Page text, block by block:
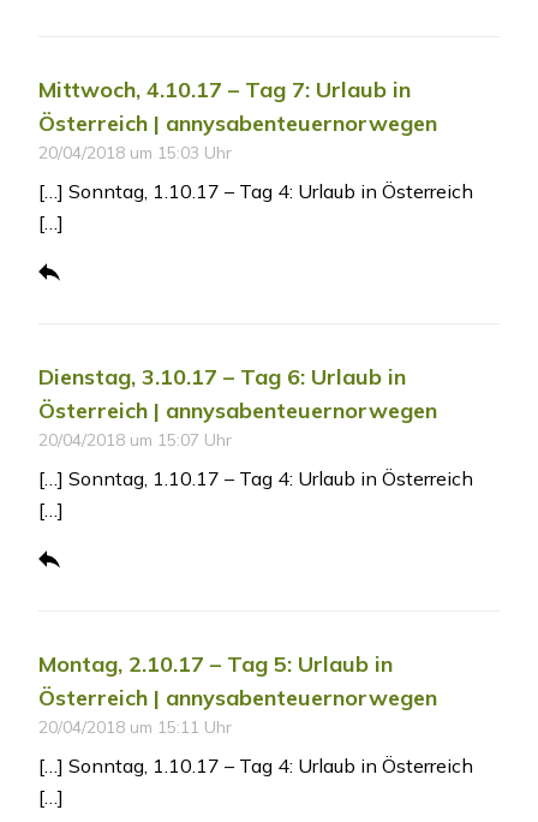
Mittwoch, 4.10.17 – Tag 7: Urlaub in
Österreich | annysabenteuernorwegen
20/04/2018 um 15:03 Uhr
[…] Sonntag, 1.10.17 – Tag 4: Urlaub in Österreich
[…]
Dienstag, 3.10.17 – Tag 6: Urlaub in
Österreich | annysabenteuernorwegen
20/04/2018 um 15:07 Uhr
[…] Sonntag, 1.10.17 – Tag 4: Urlaub in Österreich
[…]
Montag, 2.10.17 – Tag 5: Urlaub in
Österreich | annysabenteuernorwegen
20/04/2018 um 15:11 Uhr
[…] Sonntag, 1.10.17 – Tag 4: Urlaub in Österreich
[…]